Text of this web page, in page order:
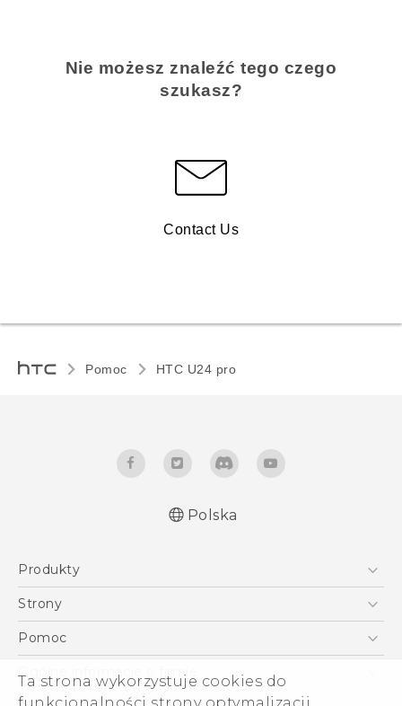
Ta strona wykorzystuje cookies do
Nie możesz znaleźć tego czego
szukasz?
Contact Us
Pomoc HTC U24 pro‎
Instrukcje bezpieczeństwa i regulacje prawne
Polska
Produkty
Smartfony
VIVE
Akcesoria
Strony
HTC Vive
Pomoc
Pomoc E-commerce
Ogólne informacje o firmie
ESG